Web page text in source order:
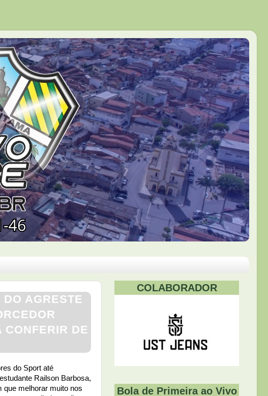
AGRESTE
CONFERIR DE
do Sport até
Railson Barbosa,
que melhorar muito nos
COLABORADOR
Bola de Primeira ao Vivo